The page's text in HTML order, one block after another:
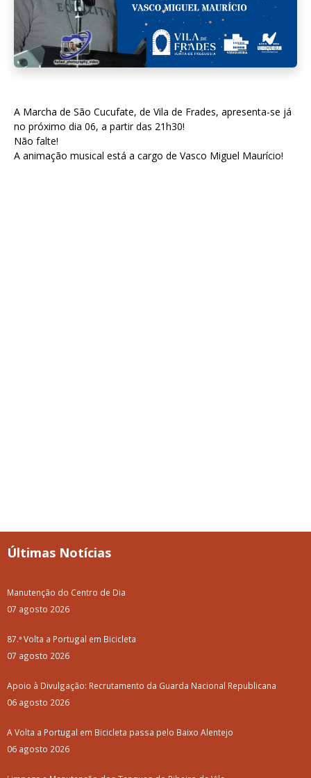
A Marcha de São Cucufate, de Vila de Frades, apresenta-se já
no próximo dia 06, a partir das 21h30!
Não falte!
A animação musical está a cargo de Vasco Miguel Maurício!
Últimas Notícias
Manutenção do Centro de Dia
07 agosto 2026
87.ª Volta a Portugal em Bicicleta
07 agosto 2026
Apoio à Divulgação: Recrutamento da Guarda Nacional Republicana
06 agosto 2026
A Volta a Portugal em Bicicleta passa pelo Baixo Alentejo
06 agosto 2026